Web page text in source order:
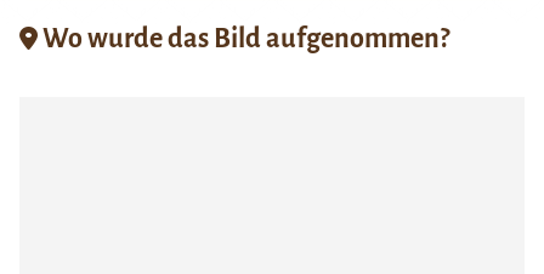
Wo wurde das Bild aufgenommen?